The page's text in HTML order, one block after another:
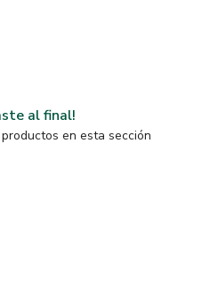
al final!
en esta sección